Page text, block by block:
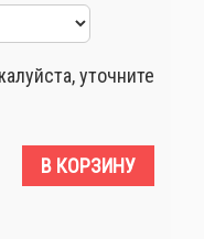
уточните
В КОРЗИНУ